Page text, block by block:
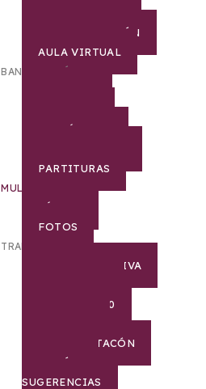
DOCUMENTACIÓN
AULA VIRTUAL
BANDA DE MÚSICA
CURRÍCULUM
PARTITURAS
MULTIMEDIA
VÍDEOS
FOTOS
TRANSPARENCIA
JUNTA DIRECTIVA
AGENDA 2030
DOCUMENTACÓN
BUZÓN DE
SUGERENCIAS